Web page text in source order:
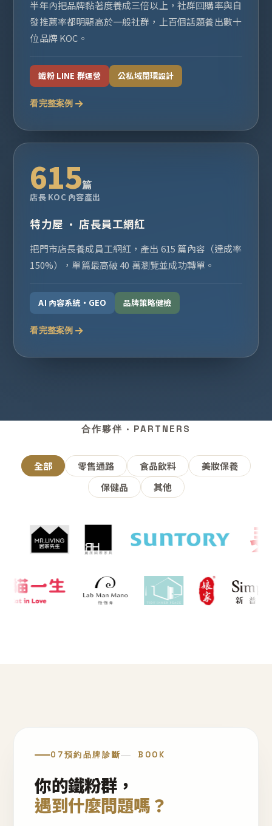
半年內把品牌黏著度養成三倍以上，社群回購率與自
發推薦率都明顯高於一般社群，上百個話題養出數十
位品牌 KOC。
鐵粉 LINE 群運營 公私域閉環設計
看完整案例
615篇
店長 KOC 內容產出
特力屋 · 店長員工網紅
把門市店長養成員工網紅，產出 615 篇內容（達成率
150%），單篇最高破 40 萬瀏覽並成功轉單。
AI 內容系統・GEO 品牌策略健檢
看完整案例
合作夥伴 · PARTNERS
全部 零售通路 食品飲料
美妝保養
保健品
其他
07預約品牌診斷 BOOK
你的鐵粉群，
遇到什麼問題嗎？